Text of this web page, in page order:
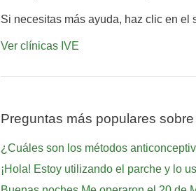
Si necesitas más ayuda, haz clic en el
Ver clínicas IVE
Preguntas más populares
¿Cuáles son los métodos
¡Hola! Estoy utilizando el parche y lo